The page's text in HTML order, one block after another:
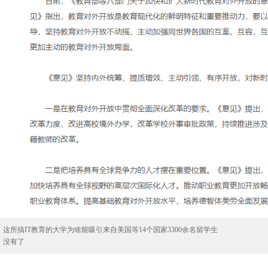
这所搞IT教育的大学为啥能吸引来自美国等14个国家3300余名留学生
没有了